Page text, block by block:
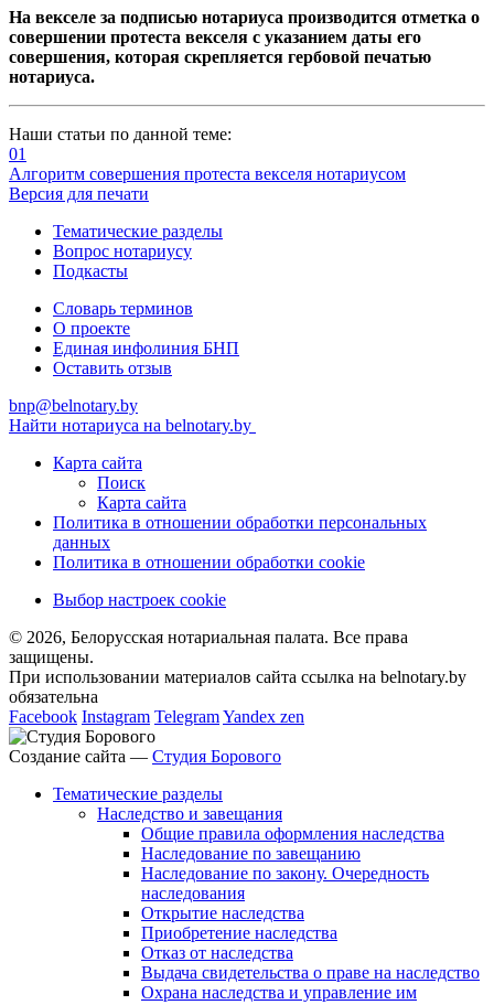
На векселе за подписью нотариуса производится отметка о
совершении протеста векселя с указанием даты его
совершения, которая скрепляется гербовой печатью
нотариуса.
Наши статьи по данной теме:
01
Алгоритм совершения протеста векселя нотариусом
Версия для печати
Тематические разделы
Вопрос нотариусу
Подкасты
Словарь терминов
О проекте
Единая инфолиния БНП
Оставить отзыв
bnp@belnotary.by
Найти нотариуса на belnotary.by
Карта сайта
Поиск
Карта сайта
Политика в отношении обработки персональных
данных
Политика в отношении обработки cookie
Выбор настроек cookie
© 2026, Белорусская нотариальная палата. Все права
защищены.
При использовании материалов сайта ссылка на belnotary.by
обязательна
Facebook Instagram TelegramYandex zen
Создание сайта — Студия Борового
Тематические разделы
Наследство и завещания
Общие правила оформления наследства
Наследование по завещанию
Наследование по закону. Очередность
наследования
Открытие наследства
Приобретение наследства
Отказ от наследства
Выдача свидетельства о праве на наследство
Охрана наследства и управление им